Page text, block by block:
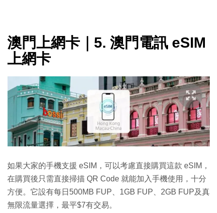
澳門上網卡｜5. 澳門電訊 eSIM
上網卡
如果大家的手機支援 eSIM，可以考慮直接購買這款 eSIM，
在購買後只需直接掃描 QR Code 就能加入手機使用，十分
方便。它設有每日500MB FUP、1GB FUP、2GB FUP及真
無限流量選擇，最平$7有交易。